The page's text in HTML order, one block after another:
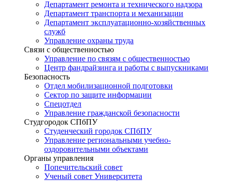
Департамент ремонта и технического надзора
Департамент транспорта и механизации
Департамент эксплуатационно-хозяйственных
служб
Управление охраны труда
Связи с общественностью
Управление по связям с общественностью
Центр фандрайзинга и работы с выпускниками
Безопасность
Отдел мобилизационной подготовки
Сектор по защите информации
Спецотдел
Управление гражданской безопасности
Студгородок СПбПУ
Студенческий городок СПбПУ
Управление региональными учебно-
оздоровительными объектами
Органы управления
Попечительский совет
Ученый совет Университета